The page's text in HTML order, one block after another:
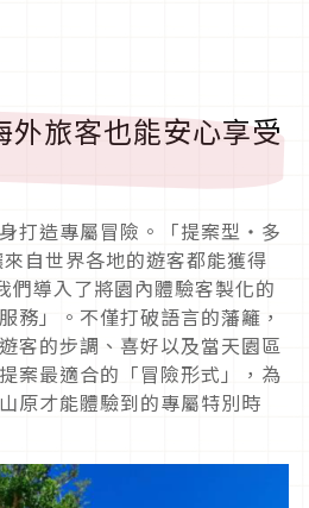
外旅客也能安心享受
打造專屬冒險。「提案型・多
自世界各地的遊客都能獲得
們導入了將園內體驗客製化的
務」。不僅打破語言的藩籬，
客的步調、喜好以及當天園區
案最適合的「冒險形式」，為
原才能體驗到的專屬特別時